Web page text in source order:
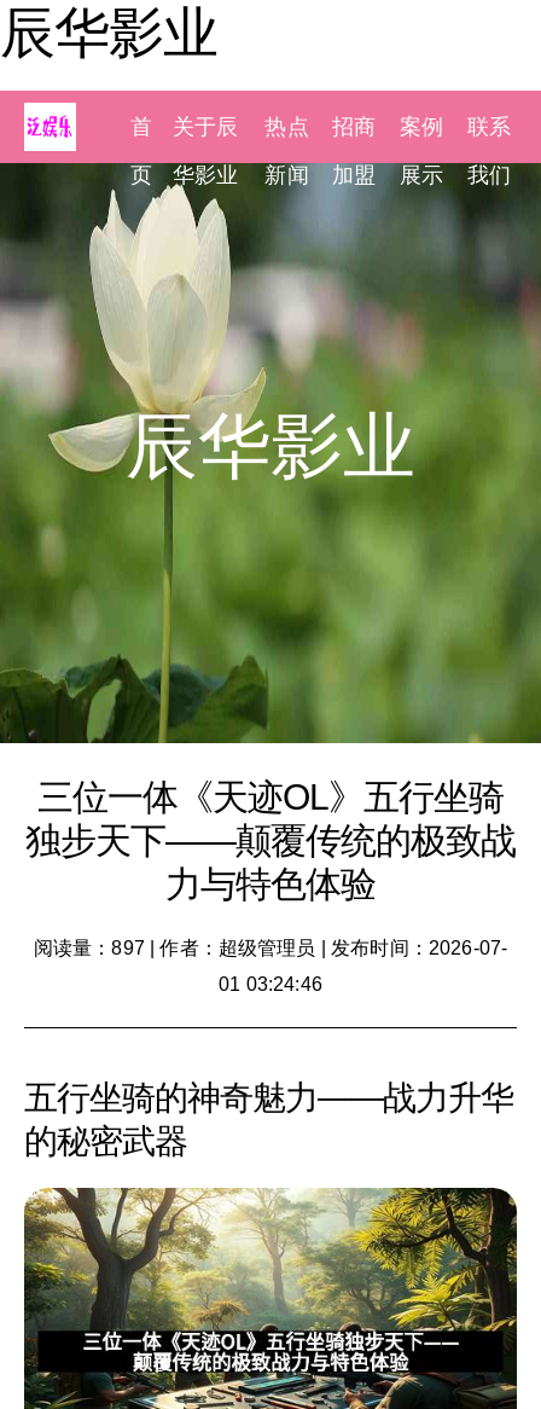
辰华影业
首
页
关于辰
华影业
热点
新闻
招商
加盟
案例
展示
联系
我们
辰华影业
三位一体《天迹OL》五行坐骑
独步天下——颠覆传统的极致战
力与特色体验
阅读量：897|作者：超级管理员
发布时间：2026-07-
01 03:24:46
五行坐骑的神奇魅力——战力升华
的秘密武器